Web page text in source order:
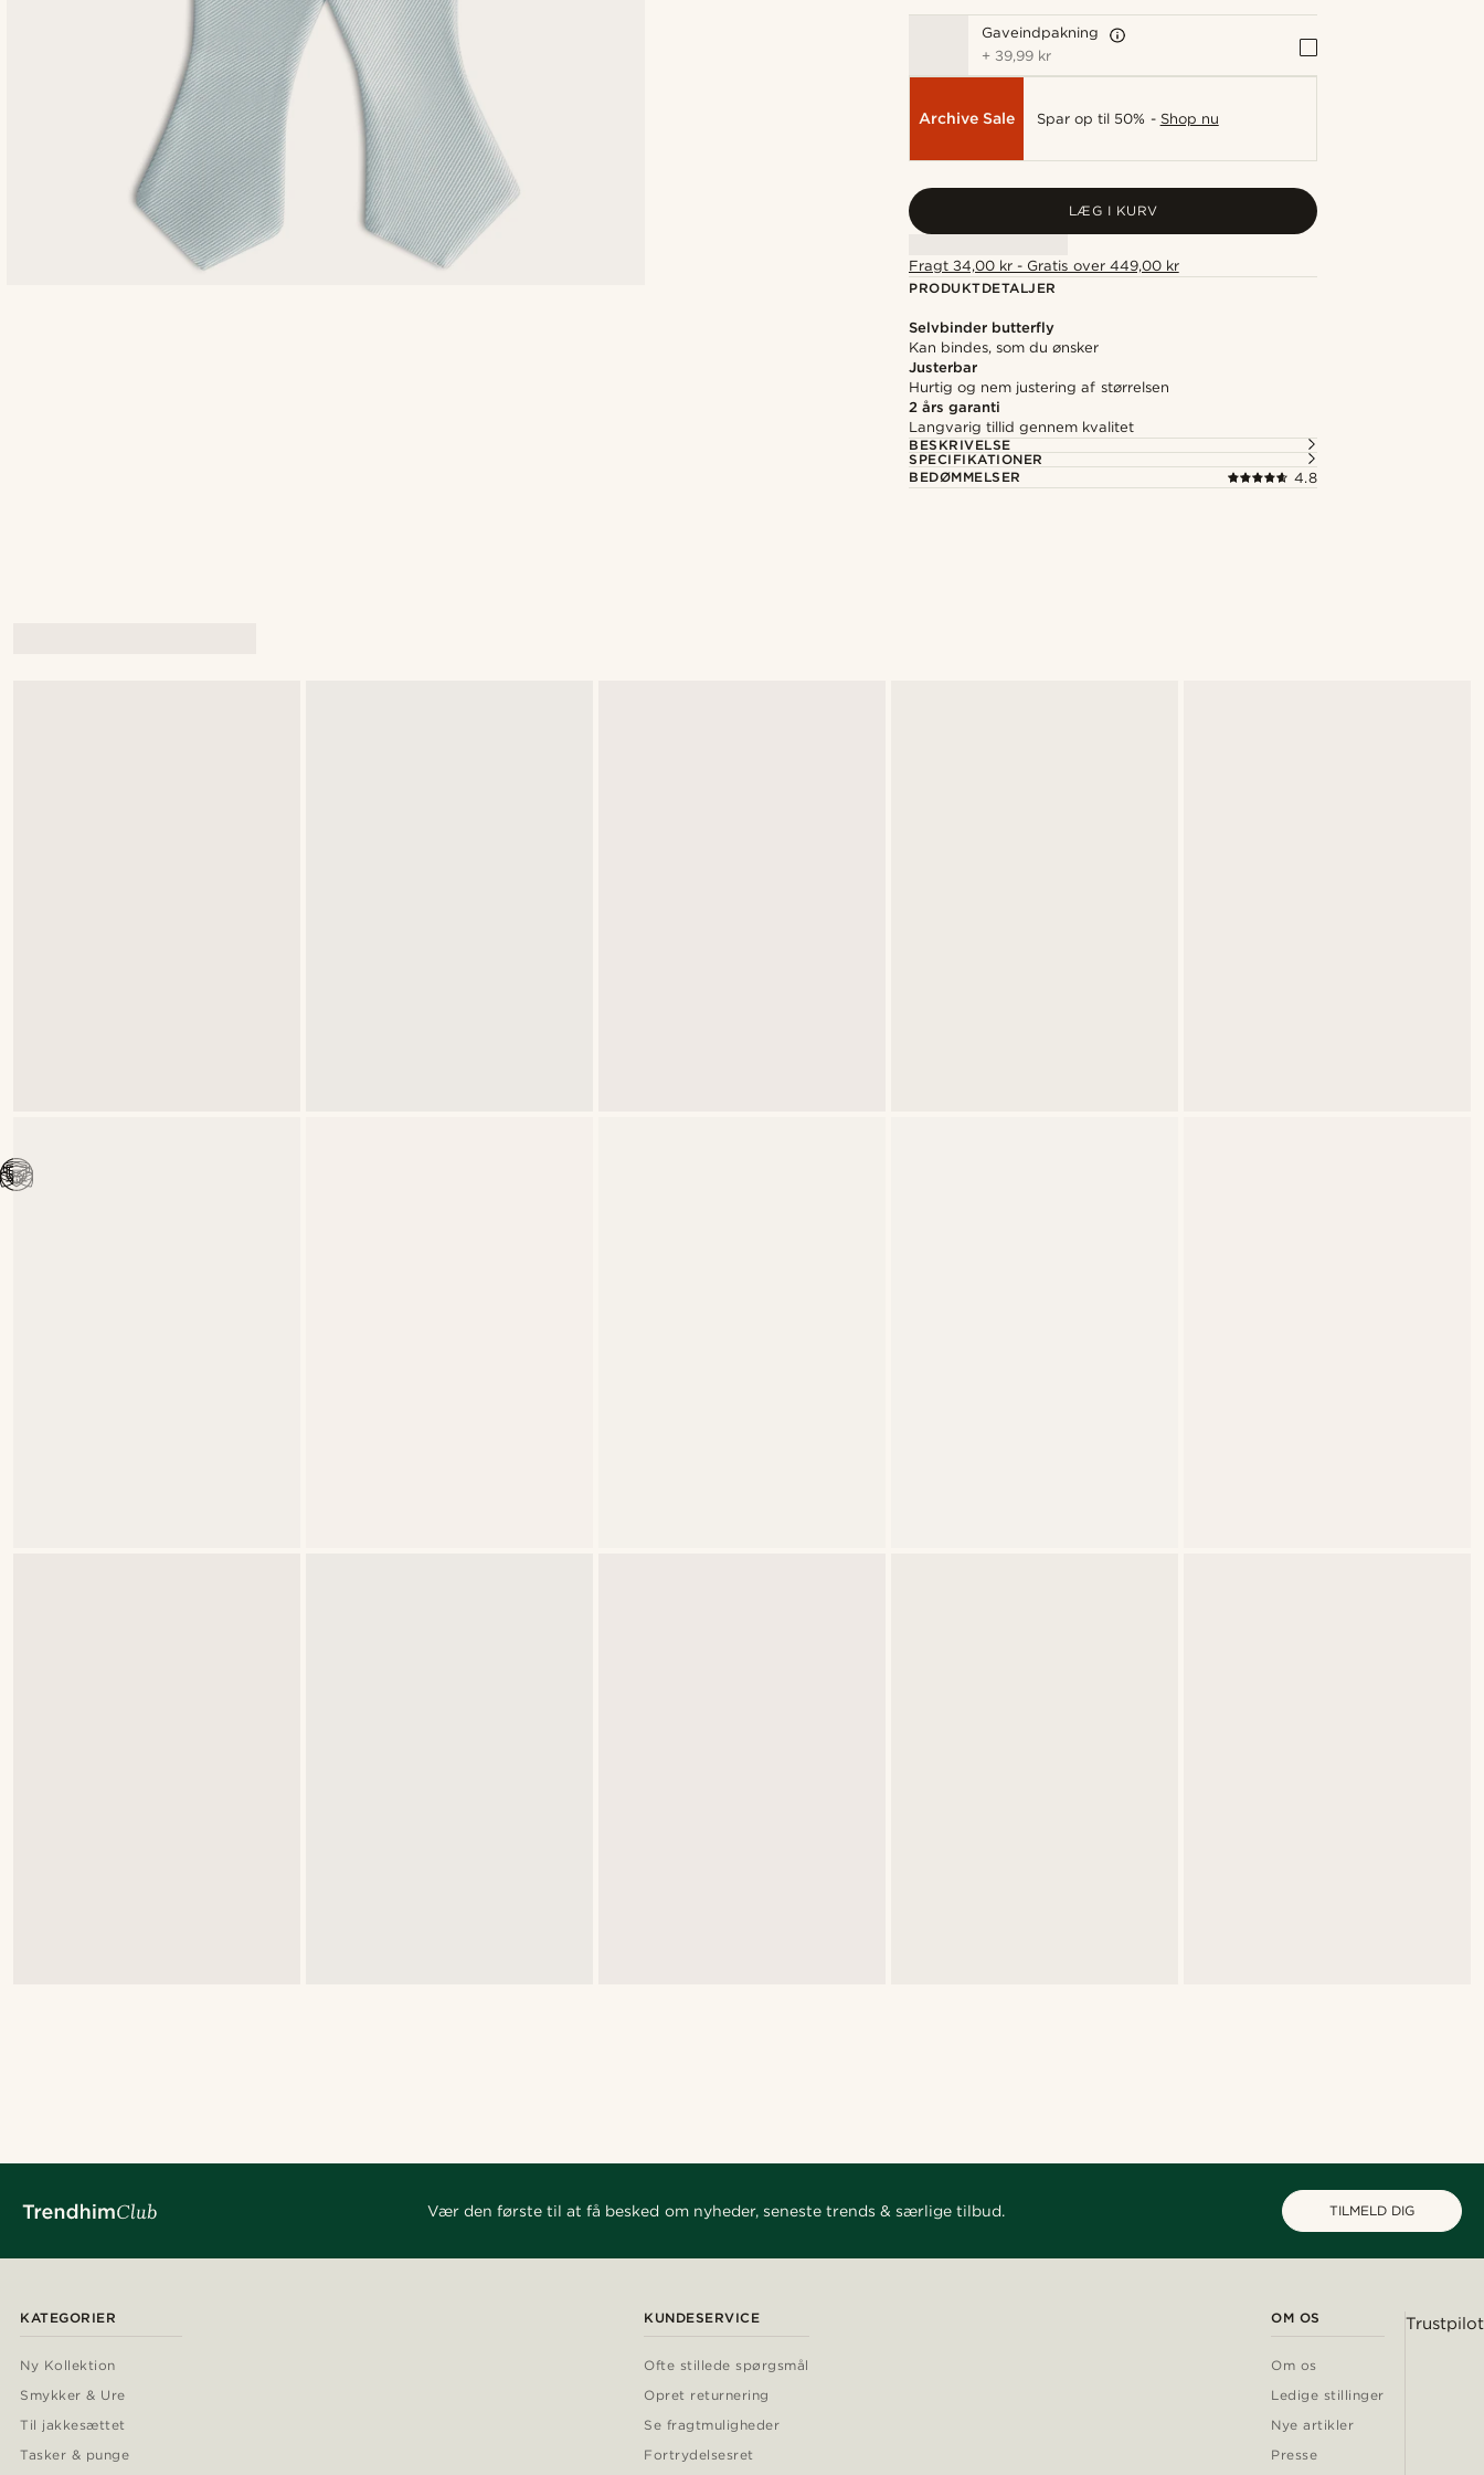
Gaveindpakning
+ 39,99 kr
Archive Sale Spar op til 50% - Shop nu
LÆG I KURV
Fragt 34,00 kr - Gratis over 449,00 kr
PRODUKTDETALJER
Selvbinder butterfly
Kan bindes, som du ønsker
Justerbar
Hurtig og nem justering af størrelsen
2 års garanti
Langvarig tillid gennem kvalitet
BESKRIVELSE
SPECIFIKATIONER
BEDØMMELSER
4.8
Vær den første til at få besked om nyheder, seneste trends & særlige tilbud. TILMELD DIG
KATEGORIER
Ny Kollektion
Smykker & Ure
Til jakkesættet
Tasker & punge
KUNDESERVICE
Ofte stillede spørgsmål
Opret returnering
Se fragtmuligheder
Fortrydelsesret
OM OS
Om os
Ledige stillinger
Nye artikler
Presse
Trustpilot